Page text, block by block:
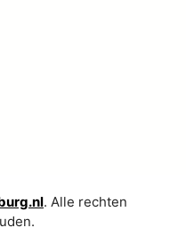
. Alle rechten